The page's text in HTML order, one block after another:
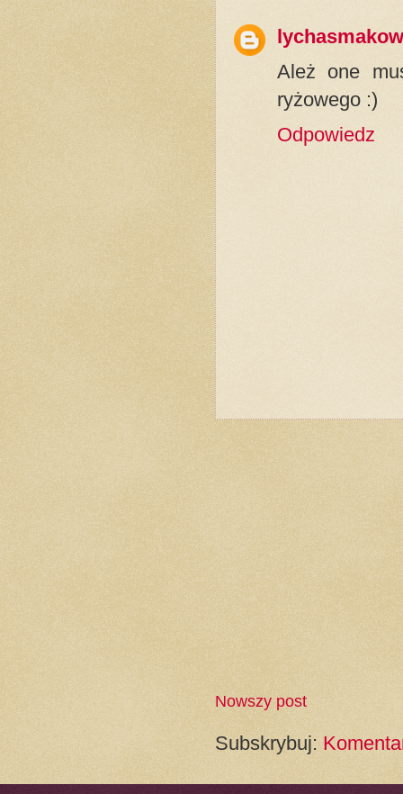
lychasmakow
Ależ one
ryżowego :)
Odpowiedz
Nowszy post
Subskrybuj: